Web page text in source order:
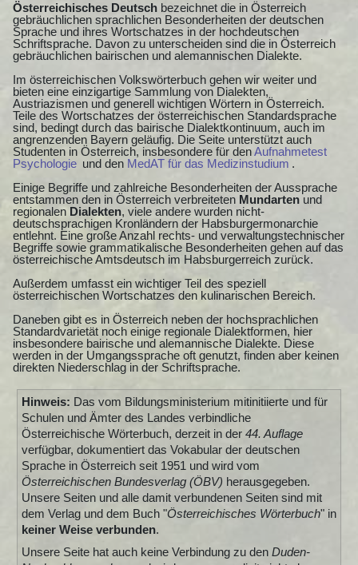
Österreichisches Deutsch bezeichnet die in Österreich
gebräuchlichen sprachlichen Besonderheiten der deutschen
Sprache und ihres Wortschatzes in der hochdeutschen
Schriftsprache. Davon zu unterscheiden sind die in Österreich
gebräuchlichen bairischen und alemannischen Dialekte.
Im österreichischen Volkswörterbuch gehen wir weiter und
bieten eine einzigartige Sammlung von Dialekten,
Austriazismen und generell wichtigen Wörtern in Österreich.
Teile des Wortschatzes der österreichischen Standardsprache
sind, bedingt durch das bairische Dialektkontinuum, auch im
angrenzenden Bayern geläufig. Die Seite unterstützt auch
Studenten in Österreich, insbesondere für denAufnahmetest
Psychologie und den MedAT für das Medizinstudium .
Einige Begriffe und zahlreiche Besonderheiten der Aussprache
entstammen den in Österreich verbreiteten Mundarten und
regionalen Dialekten, viele andere wurden nicht-
deutschsprachigen Kronländern der Habsburgermonarchie
entlehnt. Eine große Anzahl rechts- und verwaltungstechnischer
Begriffe sowie grammatikalische Besonderheiten gehen auf das
österreichische Amtsdeutsch im Habsburgerreich zurück.
Außerdem umfasst ein wichtiger Teil des speziell
österreichischen Wortschatzes den kulinarischen Bereich.
Daneben gibt es in Österreich neben der hochsprachlichen
Standardvarietät noch einige regionale Dialektformen, hier
insbesondere bairische und alemannische Dialekte. Diese
werden in der Umgangssprache oft genutzt, finden aber keinen
direkten Niederschlag in der Schriftsprache.
Hinweis: Das vom Bildungsministerium mitinitiierte und für
Schulen und Ämter des Landes verbindliche
Österreichische Wörterbuch, derzeit in der 44. Auflage
verfügbar, dokumentiert das Vokabular der deutschen
Sprache in Österreich seit 1951 und wird vom
Österreichischen Bundesverlag (ÖBV) herausgegeben.
Unsere Seiten und alle damit verbundenen Seiten sind mit
dem Verlag und dem Buch "Österreichisches Wörterbuch" in
keiner Weise verbunden.
Unsere Seite hat auch keine Verbindung zu den Duden-